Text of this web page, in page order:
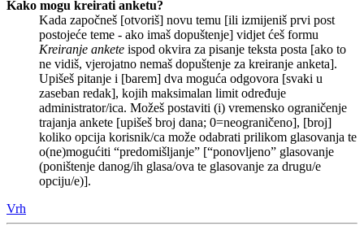
Kako mogu kreirati anketu?
Kada započneš [otvoriš] novu temu [ili izmijeniš prvi post
postojeće teme - ako imaš dopuštenje] vidjet ćeš formu
Kreiranje ankete ispod okvira za pisanje teksta posta [ako to
ne vidiš, vjerojatno nemaš dopuštenje za kreiranje anketa].
Upišeš pitanje i [barem] dva moguća odgovora [svaki u
zaseban redak], kojih maksimalan limit određuje
administrator/ica. Možeš postaviti (i) vremensko ograničenje
trajanja ankete [upišeš broj dana; 0=neograničeno], [broj]
koliko opcija korisnik/ca može odabrati prilikom glasovanja te
o(ne)mogućiti “predomišljanje” [“ponovljeno” glasovanje
(poništenje danog/ih glasa/ova te glasovanje za drugu/e
opciju/e)].
Vrh